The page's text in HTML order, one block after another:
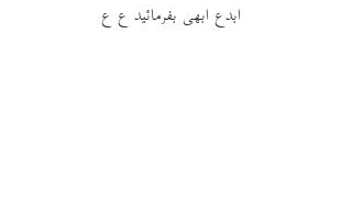
ابدع ابهی بفرمائید ع ع